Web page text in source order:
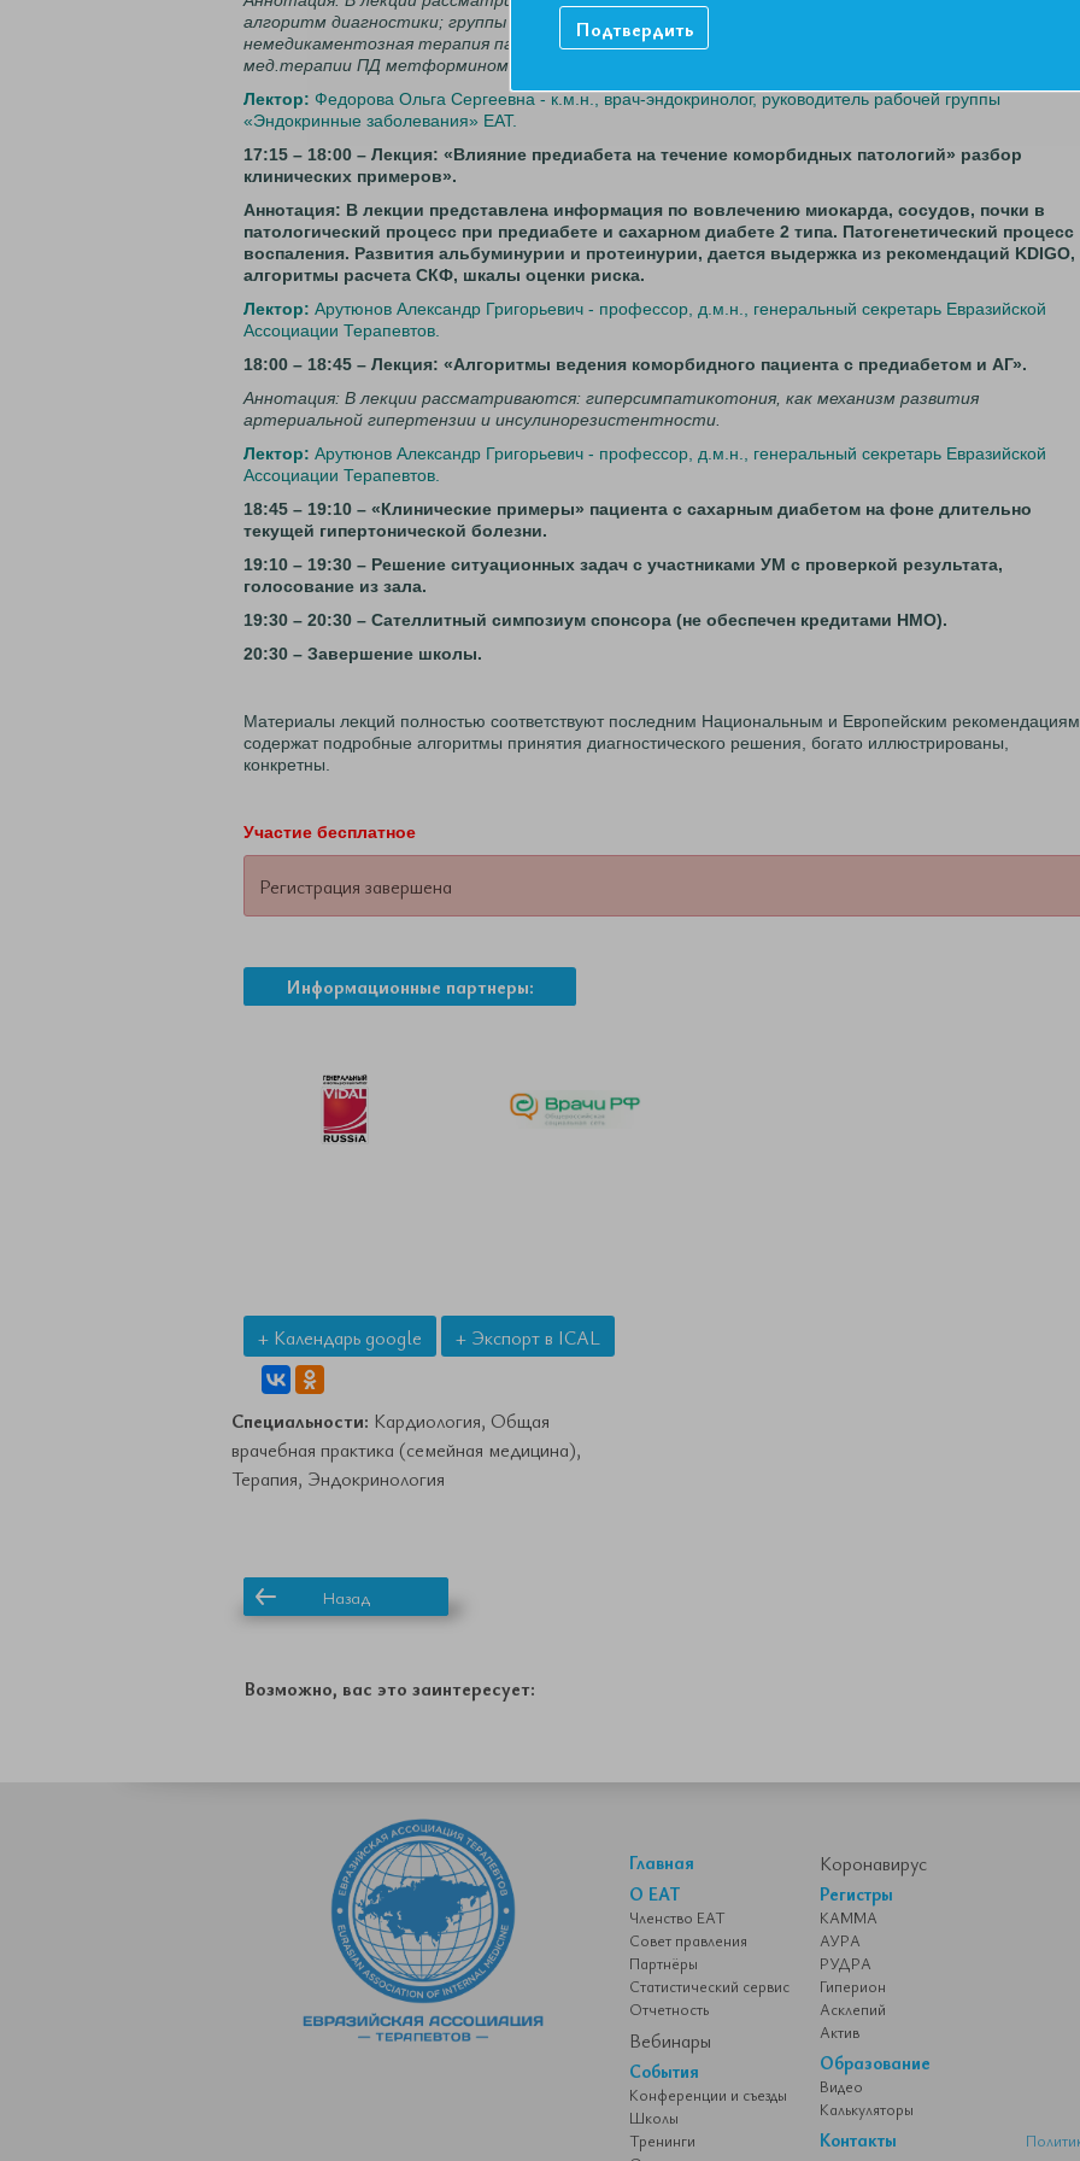
алгоритм диагностики; группы риска по развитию предиабета; медикаментозная и
немедикаментозная терапия пациентов с предиабетом; исследования метформина в ПД;
мед.терапии ПД метформином.
Лектор: Федорова Ольга Сергеевна - к.м.н., врач-эндокринолог, руководитель рабочей группы
«Эндокринные заболевания» ЕАТ.
17:15 – 18:00 – Лекция: «Влияние предиабета на течение коморбидных патологий» разбор
клинических примеров».
Аннотация: В лекции представлена информация по вовлечению миокарда, сосудов, почки в
патологический процесс при предиабете и сахарном диабете 2 типа. Патогенетический процесс
воспаления. Развития альбуминурии и протеинурии, дается выдержка из рекомендаций KDIGO,
алгоритмы расчета СКФ, шкалы оценки риска.
Лектор: Арутюнов Александр Григорьевич - профессор, д.м.н., генеральный секретарь Евразийской
Ассоциации Терапевтов.
18:00 – 18:45 – Лекция: «Алгоритмы ведения коморбидного пациента с предиабетом и АГ».
Аннотация: В лекции рассматриваются: гиперсимпатикотония, как механизм развития
артериальной гипертензии и инсулинорезистентности.
Лектор: Арутюнов Александр Григорьевич - профессор, д.м.н., генеральный секретарь Евразийской
Ассоциации Терапевтов.
18:45 – 19:10 – «Клинические примеры» пациента с сахарным диабетом на фоне длительно
текущей гипертонической болезни.
19:10 – 19:30 – Решение ситуационных задач с участниками УМ с проверкой результата,
голосование из зала.
19:30 – 20:30 – Сателлитный симпозиум спонсора (не обеспечен кредитами НМО).
20:30 – Завершение школы.
Материалы лекций полностью соответствуют последним Национальным и Европейским
содержат подробные алгоритмы принятия диагностического решения, богато иллюстрированы,
конкретны.
Участие бесплатное
Регистрация завершена
Информационные партнеры:
+ Календарь google + Экспорт в ICAL
Специальности: Кардиология, Общая
врачебная практика (семейная медицина),
Терапия, Эндокринология
Назад
Возможно, вас это заинтересует:
Главная
О ЕАТ
Членство ЕАТ
Совет правления
Партнёры
Статистический сервис
Отчетность
Вебинары
События
Конференции и съезды
Школы
Тренинги
Коронавирус
Регистры
КАММА
АУРА
РУДРА
Гиперион
Асклепий
Актив
Образование
Видео
Калькуляторы
Контакты
Подтвердить